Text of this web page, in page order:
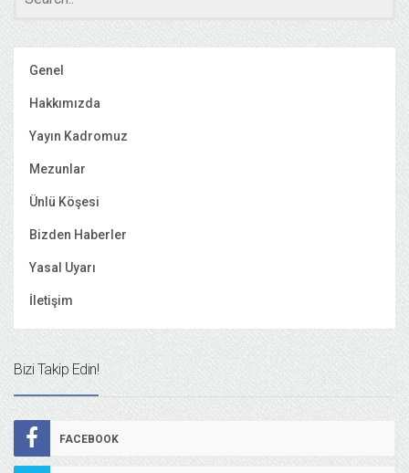
Genel
Hakkımızda
Yayın Kadromuz
Mezunlar
Ünlü Köşesi
Bizden Haberler
Yasal Uyarı
İletişim
Bizi Takip Edin!
FACEBOOK